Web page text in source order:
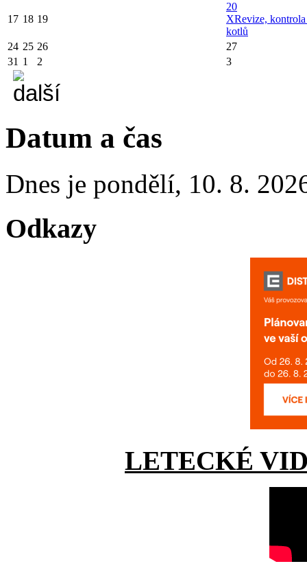
17 18 19
20
XRevize,
kotlů
24 25 26
27
31 1 2 3
Datum a čas
Dnes je pondělí, 10. 8.
Odkazy
LETECKÉ